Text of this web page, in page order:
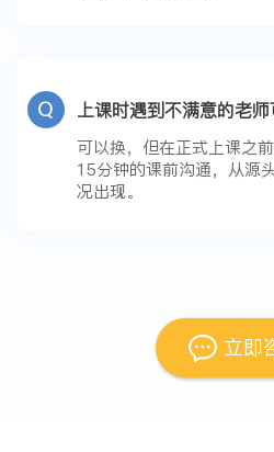
上课时遇到不满意的老师
可以换，但在正式上课之
15分钟的课前沟通，从源
况出现。
立即